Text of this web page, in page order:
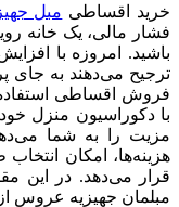
خرید اقساطی مبل
فشار مالی، یک خانه
باشید. امروزه با
ترجیح می‌دهند به جای
فروش اقساطی استفاده
با دکوراسیون منزل خود
مزیت را به شما
هزینه‌ها، امکان
قرار می‌دهد. در این
مبلمان جهیزیه عروس